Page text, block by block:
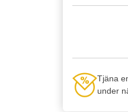
Tjäna
under